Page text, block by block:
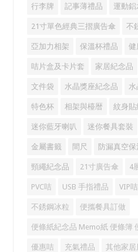
行李牌 記事薄禮品 運動鋁
21寸單色經典三摺廣告傘 不
亞加力相架 保溫杯禮品 健
咭片盒及卡片套 家居紀念品
文件袋 水晶獎座紀念品 水
特色杯 相架與檯暦 紋身貼
迷你藍牙喇叭 迷你餐具套裝
金屬書籤 間尺 防漏真空
頸繩紀念品 21寸廣告傘 4
PVC咭 USB 手指禮品 VIP咭
不銹鋼冰粒 便攜餐具訂做
便條紙紀念品 Memo紙 便條簿
優惠咭 充氣禮品 其他家居